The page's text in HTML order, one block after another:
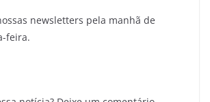
newsletters pela manhã de
feira.